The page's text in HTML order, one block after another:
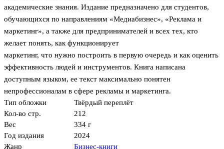
академические знания. Издание предназначено для студентов,
обучающихся по направлениям «Медиабизнес», «Реклама и
маркетинг», а также для предпринимателей и всех тех, кто
желает понять, как функционирует
маркетинг, что нужно построить в первую очередь и как оценить
эффективность людей и инструментов. Книга написана
доступным языком, ее текст максимально понятен
непрофессионалам в сфере рекламы и маркетинга.
Тип обложки
Твёрдый переплёт
Кол-во стр.
212
Вес
334 г
Год издания
2024
Жанр
Бизнес-книги